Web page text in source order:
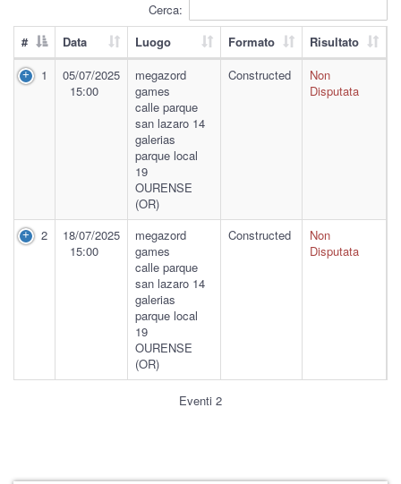
Cerca:
#
Data Luogo Formato
Risultato
1
05/07/2025
15:00
megazord
games
calle parque
san lazaro 14
galerias
parque local
19
OURENSE
(OR)
Constructed
Non
Disputata
2
18/07/2025
15:00
megazord
games
calle parque
san lazaro 14
galerias
parque local
19
OURENSE
(OR)
Constructed
Non
Disputata
Eventi 2